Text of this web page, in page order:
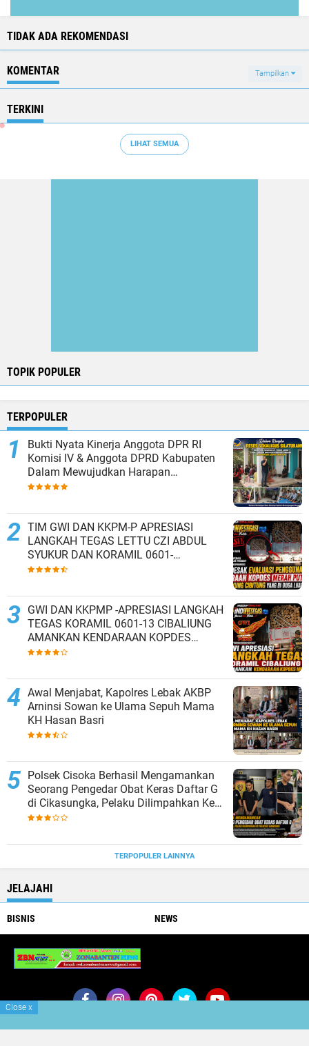
TIDAK ADA REKOMENDASI
KOMENTAR Tampilkan
TERKINI
LIHAT SEMUA
TOPIK POPULER
TERPOPULER
Bukti Nyata Kinerja Anggota DPR RI
Komisi IV & Anggota DPRD Kabupaten
Dalam Mewujudkan Harapan
Masyarakat
TIM GWI DAN KKPM-P APRESIASI
LANGKAH TEGAS LETTU CZI ABDUL
SYUKUR DAN KORAMIL 0601-
13/CIBALIUNG AMANKAN KENDARAAN
GWI DAN KKPMP -APRESIASI LANGKAH
TEGAS KORAMIL 0601-13 CIBALIUNG
AMANKAN KENDARAAN KOPDES
MERAH PUTIH
Awal Menjabat, Kapolres Lebak AKBP
Arninsi Sowan ke Ulama Sepuh Mama
KH Hasan Basri
Polsek Cisoka Berhasil Mengamankan
Seorang Pengedar Obat Keras Daftar G
di Cikasungka, Pelaku Dilimpahkan Ke
Polresta Tangerang
TERPOPULER LAINNYA
JELAJAHI
BISNIS NEWS
Join Now Buy Now Redaksi
Iklan
Close x